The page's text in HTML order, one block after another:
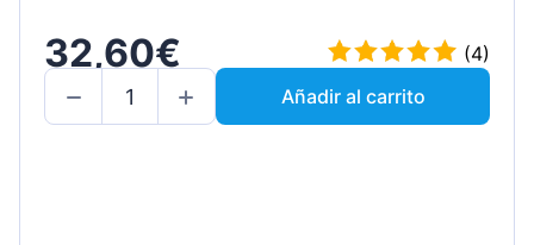
32,60€
(4)
Añadir al carrito